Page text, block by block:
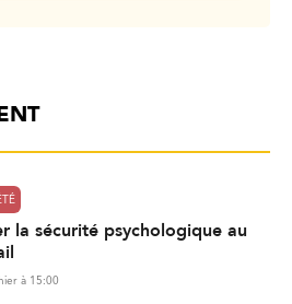
la sécurité psychologique au
à 15:00